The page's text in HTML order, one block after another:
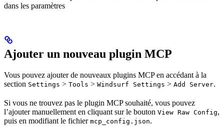
dans les paramètres
Ajouter un nouveau plugin MCP
Vous pouvez ajouter de nouveaux plugins MCP en accédant à la
section Settings > Tools > Windsurf Settings > Add Server.
Si vous ne trouvez pas le plugin MCP souhaité, vous pouvez
l’ajouter manuellement en cliquant sur le bouton View Raw Config,
puis en modifiant le fichier mcp_config.json.